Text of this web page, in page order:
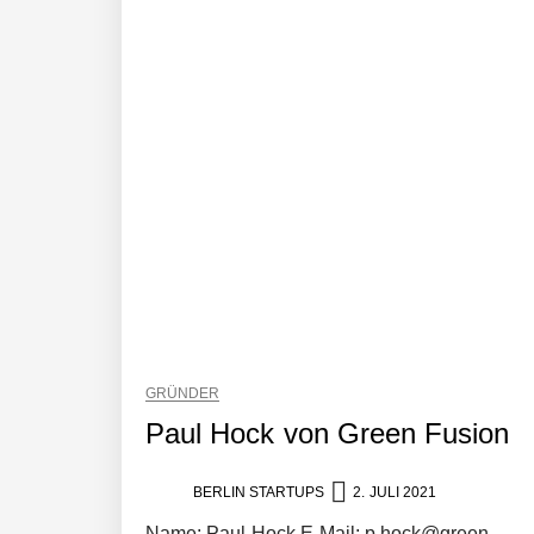
GRÜNDER
Paul Hock von Green Fusion
BERLIN STARTUPS 2. JULI 2021
MonsterShack: Lasst uns Kinder